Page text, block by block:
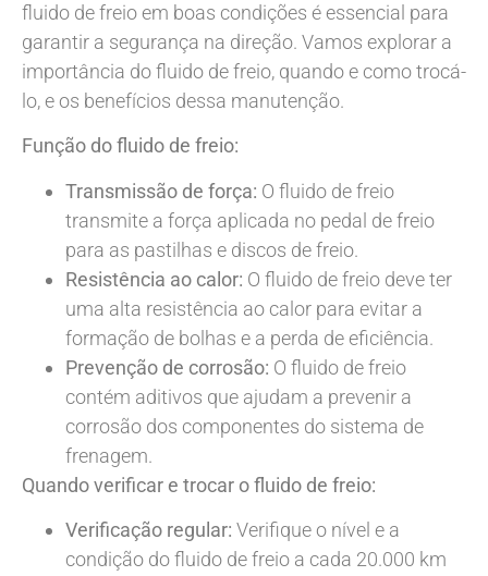
fluido de freio em boas condições é essencial para
garantir a segurança na direção. Vamos explorar a
importância do fluido de freio, quando e como trocá-
lo, e os benefícios dessa manutenção.
Função do fluido de freio:
Transmissão de força: O fluido de freio
transmite a força aplicada no pedal de freio
para as pastilhas e discos de freio.
Resistência ao calor: O fluido de freio deve ter
uma alta resistência ao calor para evitar a
formação de bolhas e a perda de eficiência.
Prevenção de corrosão: O fluido de freio
contém aditivos que ajudam a prevenir a
corrosão dos componentes do sistema de
frenagem.
Quando verificar e trocar o fluido de freio:
Verificação regular: Verifique o nível e a
condição do fluido de freio a cada 20.000 km